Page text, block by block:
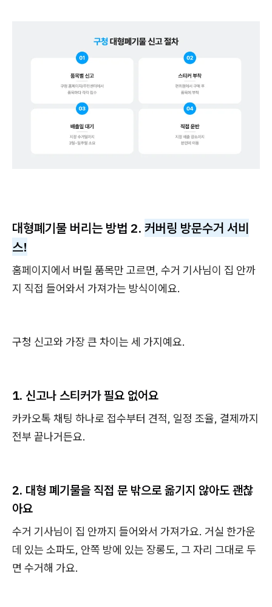
대형폐기물 버리는 방법 2. 커버링 방문수거 서비
스!
홈페이지에서 버릴 품목만 고르면, 수거 기사님이 집 안까
지 직접 들어와서 가져가는 방식이에요.
구청 신고와 가장 큰 차이는 세 가지예요.
1. 신고나 스티커가 필요 없어요
카카오톡 채팅 하나로 접수부터 견적, 일정 조율, 결제까지
전부 끝나거든요.
2. 대형 폐기물을 직접 문 밖으로 옮기지 않아도 괜찮
아요
수거 기사님이 집 안까지 들어와서 가져가요. 거실 한가운
데 있는 소파도, 안쪽 방에 있는 장롱도, 그 자리 그대로 두
면 수거해 가요.